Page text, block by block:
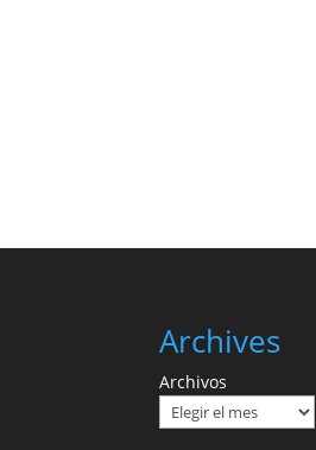
Archives
Archivos